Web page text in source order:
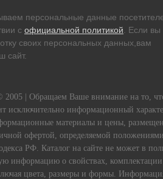
персональные данные
с официальной политикой . Если
своих персональных данных,вам
сайт.
2005 | Обращаем Ваше внимание на то,
исключительно информационный
материалы и цены,
офертой, определяемой
РФ. Каталог на сайте не может в
информацию о свойствах,
цвета, размеры и формы.